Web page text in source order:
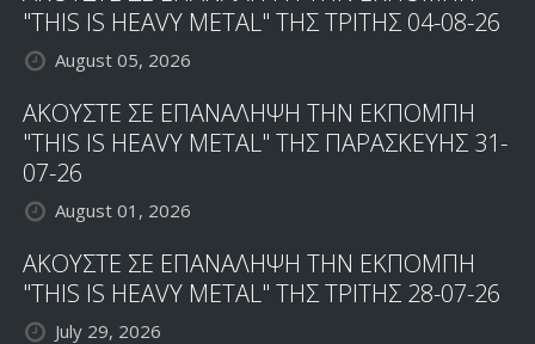
"THIS IS HEAVY METAL" ΤΗΣ ΤΡΙΤΗΣ 04-08-26
August 05, 2026
ΑΚΟΥΣΤΕ ΣΕ ΕΠΑΝΑΛΗΨΗ ΤΗΝ ΕΚΠΟΜΠΗ
"THIS IS HEAVY METAL" ΤΗΣ ΠΑΡΑΣΚΕΥΗΣ 31-
07-26
August 01, 2026
ΑΚΟΥΣΤΕ ΣΕ ΕΠΑΝΑΛΗΨΗ ΤΗΝ ΕΚΠΟΜΠΗ
"THIS IS HEAVY METAL" ΤΗΣ ΤΡΙΤΗΣ 28-07-26
July 29, 2026